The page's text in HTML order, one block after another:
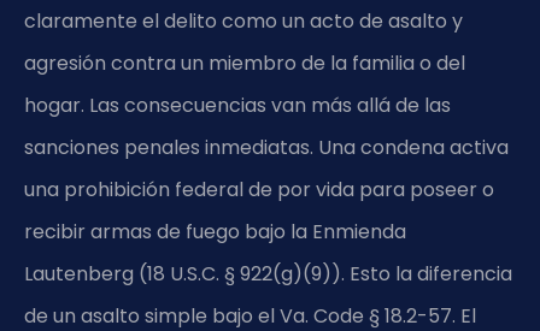
claramente el delito como un acto de asalto y
agresión contra un miembro de la familia o del
hogar. Las consecuencias van más allá de las
sanciones penales inmediatas. Una condena activa
una prohibición federal de por vida para poseer o
recibir armas de fuego bajo la Enmienda
Lautenberg (18 U.S.C. § 922(g)(9)). Esto la diferencia
de un asalto simple bajo el Va. Code § 18.2-57. El